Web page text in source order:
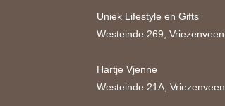
Uniek Lifestyle en Gifts
Westeinde 269, Vriezenveen
Hartje Vjenne
Westeinde 21A, Vriezenveen